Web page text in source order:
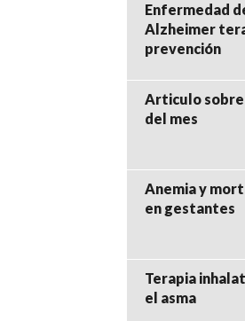
Enfermedad
Alzheimer
prevención
Articulo
del mes
Anemia y
en gestantes
Terapia
el asma